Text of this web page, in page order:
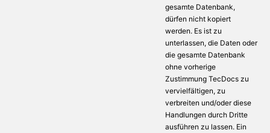
gesamte Datenbank,
dürfen nicht kopiert
werden. Es ist zu
unterlassen, die Daten oder
die gesamte Datenbank
ohne vorherige
Zustimmung TecDocs zu
vervielfältigen, zu
verbreiten und/oder diese
Handlungen durch Dritte
ausführen zu lassen. Ein